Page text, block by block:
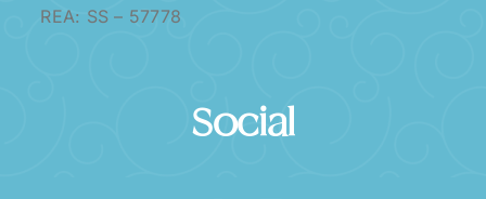
REA: SS – 57778
Social